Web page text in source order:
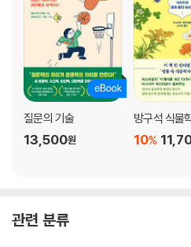
06 19세기 후반, 식민지정책을 통한
으로 몰입한 독일
ㆍ 19세기 후반, 독일이 뒤늦게 제국
피임기구 개발이 늦어져 인구가 폭발
ㆍ 19세기 말, 독일인은 왜 광기에 가
에 뛰어들었나?
ㆍ 독일 커피 플랜테이션이 필연적으로
라테나우
질문의 기술
13,500원
방구석 식물
10%
관련 분류